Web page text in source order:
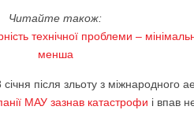
Читайте також:
технічної проблеми –
менша
січня після зльоту з міжнародного
МАУ зазнав катастрофи і впав